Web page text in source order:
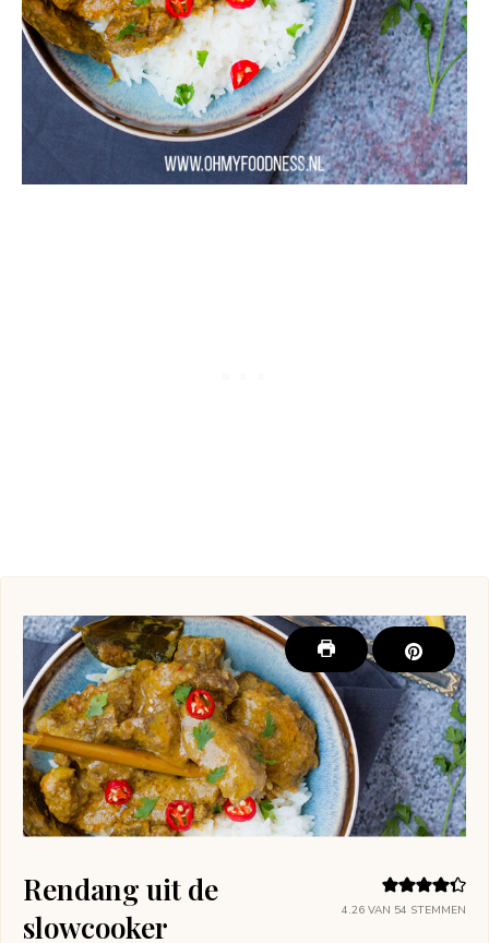
4.26 VAN 54 STEMMEN
Rendang uit de
slowcooker